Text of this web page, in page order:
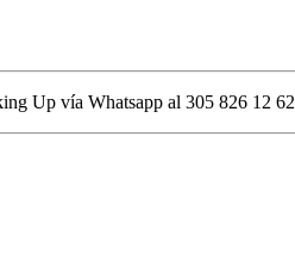
Up vía Whatsapp al 305 826 12 62